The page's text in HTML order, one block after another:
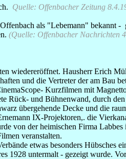
Quelle: Offenbacher Zeitung
als "Lebemann" bekannt
(Quelle: Offenbacher Nachrichten
Hausherr Erich
und die Vertreter der am Bau
Kurzfilmen mit
und Bühnenwand, durch
übergehende Decke und die
IX-Projektoren,. die
der heimischen Firma
veranstalten.
etwas besonders
1928 untermalt - gezeigt